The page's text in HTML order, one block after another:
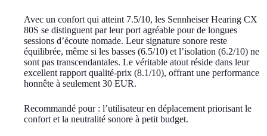
Avec un confort qui atteint 7.5/10, les Sennheiser Hearing CX
80S se distinguent par leur port agréable pour de longues
sessions d’écoute nomade. Leur signature sonore reste
équilibrée, même si les basses (6.5/10) et l’isolation (6.2/10) ne
sont pas transcendantales. Le véritable atout réside dans leur
excellent rapport qualité-prix (8.1/10), offrant une performance
honnête à seulement 30 EUR.
Recommandé pour : l’utilisateur en déplacement priorisant le
confort et la neutralité sonore à petit budget.